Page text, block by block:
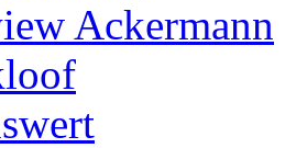
Ackermann